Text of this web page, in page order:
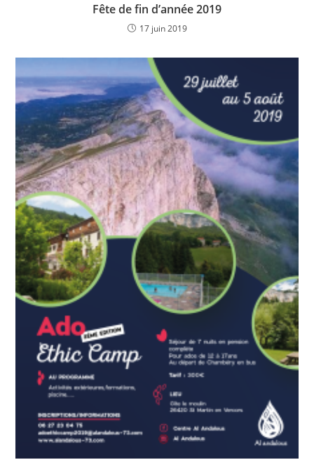
Fête de fin d’année 2019
17 juin 2019